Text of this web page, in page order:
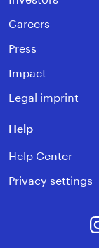
Careers
Press
Impact
Legal imprint
Help
Help Center
Privacy settings